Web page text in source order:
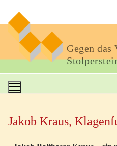
Gegen das
Jakob Kraus,